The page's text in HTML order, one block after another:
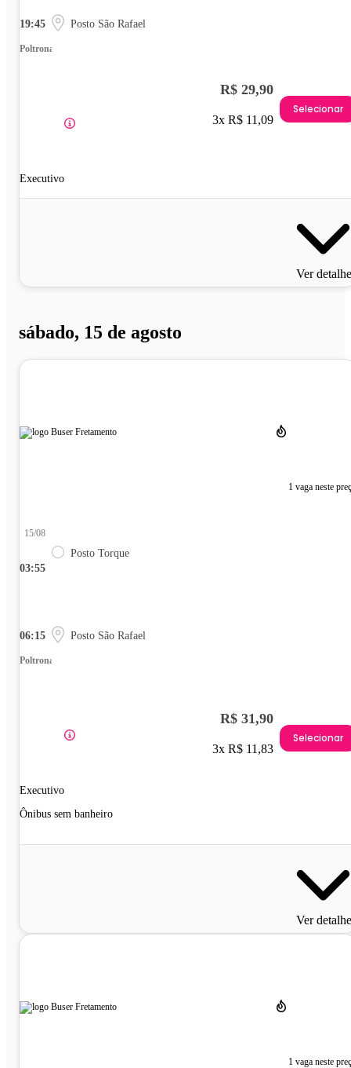
19:45 Posto São Rafael
Poltrona
Executivo
R$ 29,90
3x R$ 11,09
Selecionar
Ver
sábado, 15 de agosto
1 vaga neste
03:55
15/08
Posto Torque
06:15 Posto São Rafael
Poltrona
Executivo
Ônibus sem banheiro
R$ 31,90
3x R$ 11,83
Selecionar
Ver
1 vaga neste